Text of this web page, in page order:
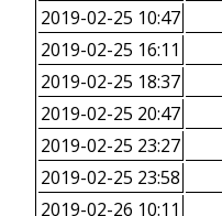
2019-02-25 10:47
2019-02-25 16:11
2019-02-25 18:37
2019-02-25 20:47
2019-02-25 23:27
2019-02-25 23:58
2019-02-26 10:11